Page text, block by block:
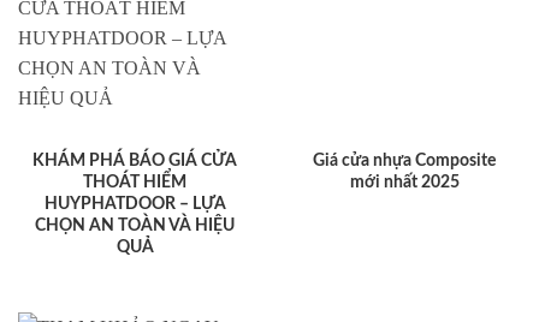
KHÁM PHÁ BÁO GIÁ CỬA
THOÁT HIỂM
HUYPHATDOOR – LỰA
CHỌN AN TOÀN VÀ HIỆU
QUẢ
Giá cửa nhựa Composite
mới nhất 2025